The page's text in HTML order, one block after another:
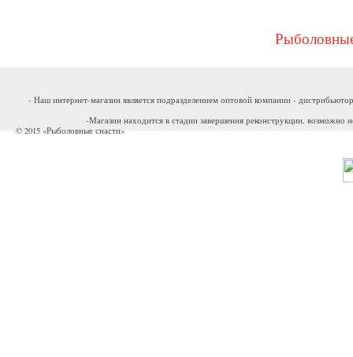
- Наш интернет-магазин является подразделением оптовой компании -
-Магазин находится в стадии завершения реконструкции, возможно
© 2015 «Рыболовные снасти»